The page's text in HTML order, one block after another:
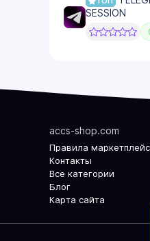
SESSION
accs-shop.com
Правила
Контакты
Все категории
Блог
Карта сайта